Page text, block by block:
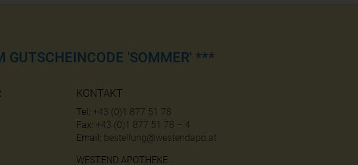
GUTSCHEINCODE 'SOMMER' ***
KONTAKT
Tel: +43 (0)1 877 51 78
Fax: +43 (0)1 877 51 78 – 4
Email: bestellung@westendapo.at
WESTEND APOTHEKE